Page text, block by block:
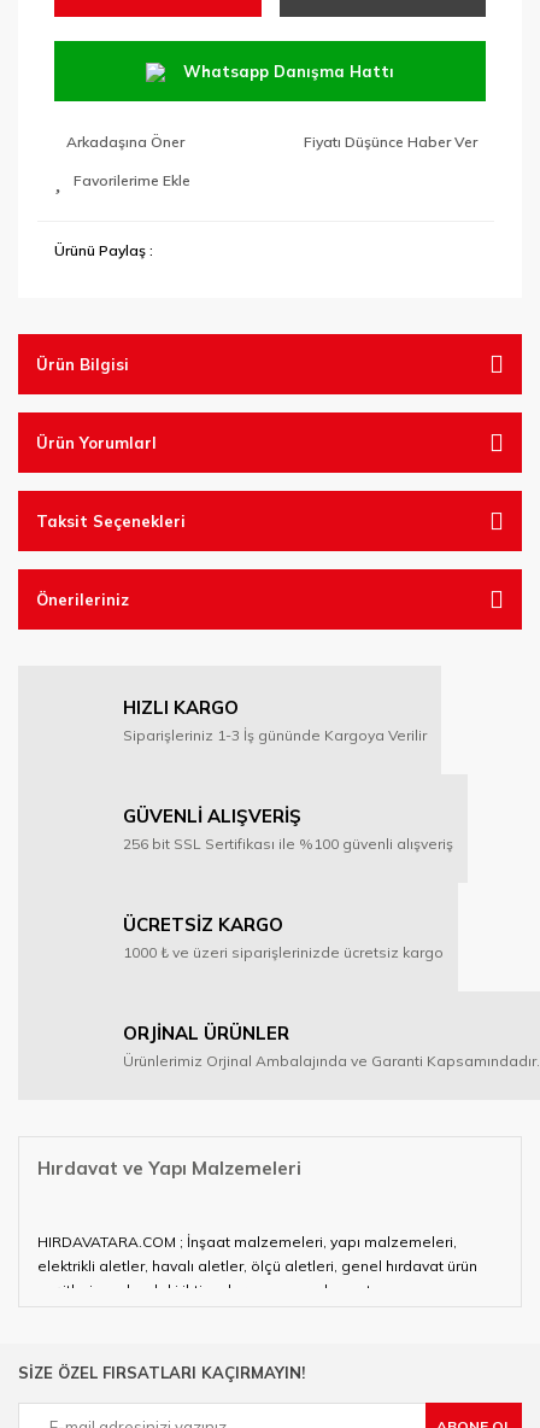
Whatsapp Danışma Hattı
Arkadaşına Öner Fiyatı Düşünce Haber Ver
Ürünü Paylaş :
Ürün Bilgisi
Ürün YorumlarI
Taksit Seçenekleri
Önerileriniz
HIZLI KARGO
Siparişleriniz 1-3 İş gününde Kargoya Verilir
GÜVENLİ ALIŞVERİŞ
256 bit SSL Sertifikası ile %100 güvenli alışveriş
ÜCRETSİZ KARGO
1000 ₺ ve üzeri siparişlerinizde ücretsiz kargo
ORJİNAL ÜRÜNLER
Ürünlerimiz Orjinal Ambalajında ve Garanti Kapsamındadır.
Hırdavat ve Yapı Malzemeleri
HIRDAVATARA.COM ; İnşaat malzemeleri, yapı malzemeleri,
elektrikli aletler, havalı aletler, ölçü aletleri, genel hırdavat ürün
çeşitleri ve alandaki ihtiyaçlarınızın neredeyse tamamını
çalışan HIRDAVATARA.COM geniş ürün yelpazesi ile siz değerli
SİZE ÖZEL FIRSATLARI KAÇIRMAYIN!